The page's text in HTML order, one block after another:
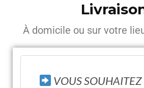
À domicile ou sur votre
VOUS